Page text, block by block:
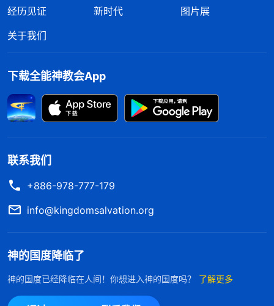
经历见证
新时代
图片展
关于我们
下载全能神教会App
联系我们
+886-978-777-179
info@kingdomsalvation.org
神的国度降临了
神的国度已经降临在人间！你想进入神的国度吗？ 了解更多